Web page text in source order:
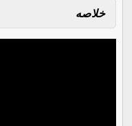
خلاصه